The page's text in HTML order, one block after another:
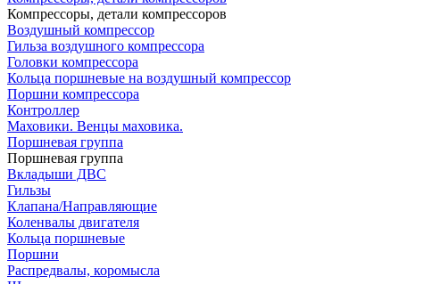
Компрессоры, детали компрессоров
Воздушный компрессор
Гильза воздушного компрессора
Головки компрессора
Кольца поршневые на воздушный компрессор
Поршни компрессора
Контроллер
Маховики. Венцы маховика.
Поршневая группа
Поршневая группа
Вкладыши ДВС
Гильзы
Клапана/Направляющие
Коленвалы двигателя
Кольца поршневые
Поршни
Распредвалы, коромысла